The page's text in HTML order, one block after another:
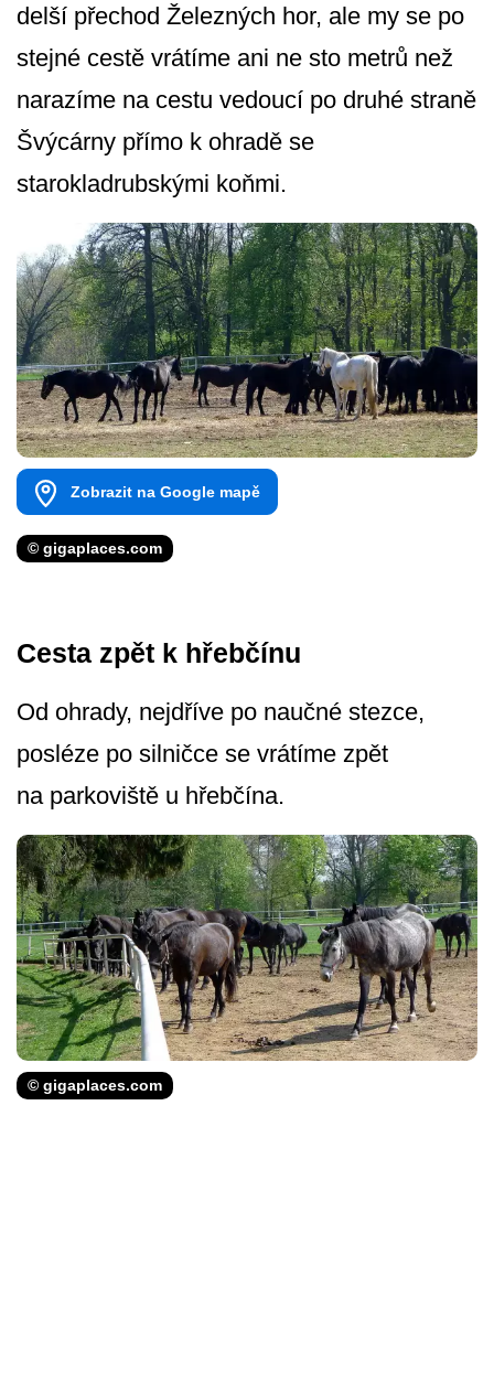
delší přechod Železných hor, ale my se po
stejné cestě vrátíme ani ne sto metrů než
narazíme na cestu vedoucí po druhé straně
Švýcárny přímo k ohradě se
starokladrubský­mi koňmi.
Zobrazit na Google mapě
© gigaplaces.com
Cesta zpět k hřebčínu
Od ohrady, nejdříve po naučné stezce,
posléze po silničce se vrátíme zpět
na parkoviště u hřebčína.
© gigaplaces.com